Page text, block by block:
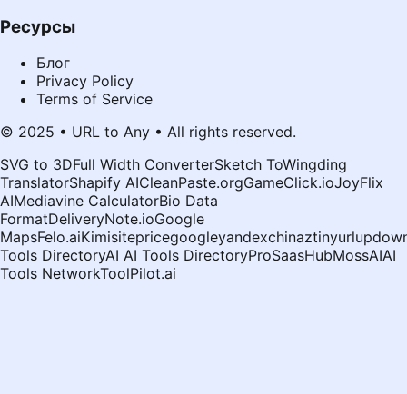
Ресурсы
Блог
Privacy Policy
Terms of Service
© 2025 • URL to Any • All rights reserved.
SVG to 3DFull Width ConverterSketch ToWingding
TranslatorShapify AICleanPaste.orgGameClick.ioJoyFlix
AIMediavine CalculatorBio Data
FormatDeliveryNote.ioGoogle
MapsFelo.aiKimisitepricegoogleyandexchinaztinyurl
Tools DirectoryAI AI Tools DirectoryProSaasHubMossAIAI
Tools NetworkToolPilot.ai